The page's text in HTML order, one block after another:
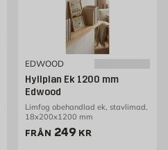
EDWOOD
Hyllplan Ek 1200 mm
Edwood
Limfog obehandlad ek, stavlimad,
18x200x1200 mm
FRÅN Pris 249 kr
249 KR